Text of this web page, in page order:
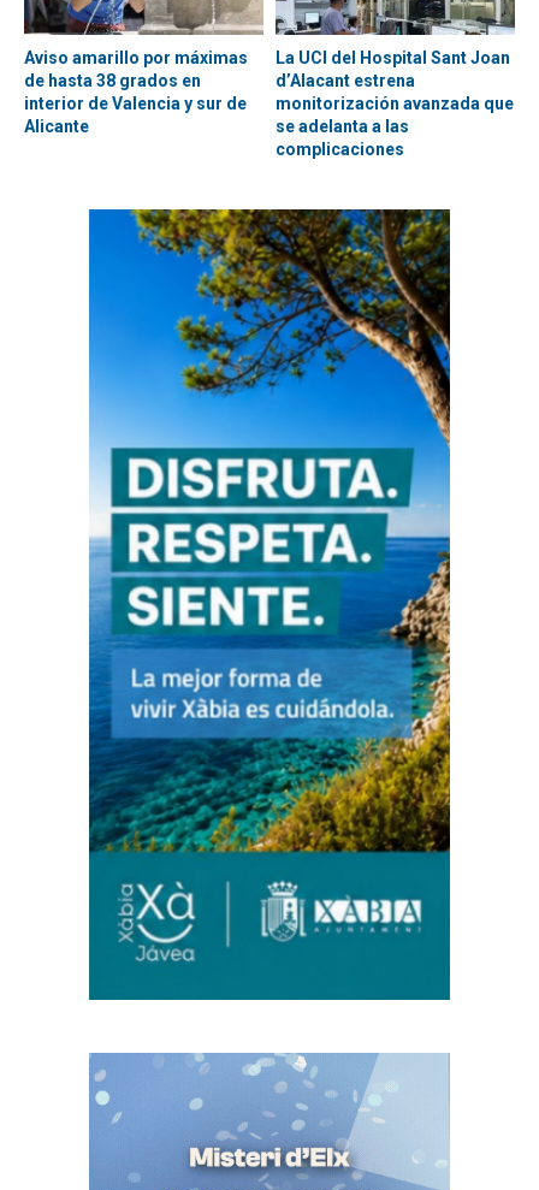
Aviso amarillo por máximas
de hasta 38 grados en
interior de Valencia y sur de
Alicante
La UCI del Hospital Sant Joan
d’Alacant estrena
monitorización avanzada que
se adelanta a las
complicaciones